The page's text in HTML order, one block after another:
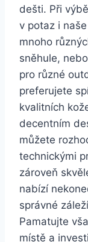
dešti. Při
v potaz i
mnoho‌
sněhule,
pro různé
preferujete
kvalitních
decentním⁢
můžete
technickými
‍zároveň
nabízí
správné
‍Pamatujte
místě a‌